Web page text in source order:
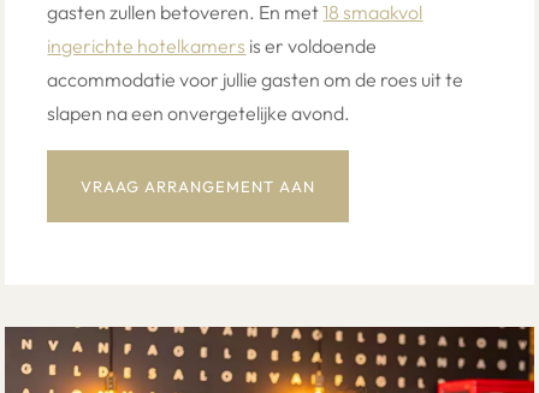
gasten zullen betoveren. En met18 smaakvol
ingerichte hotelkamers is er voldoende
accommodatie voor jullie gasten om de roes uit te
slapen na een onvergetelijke avond.
VRAAG ARRANGEMENT AAN